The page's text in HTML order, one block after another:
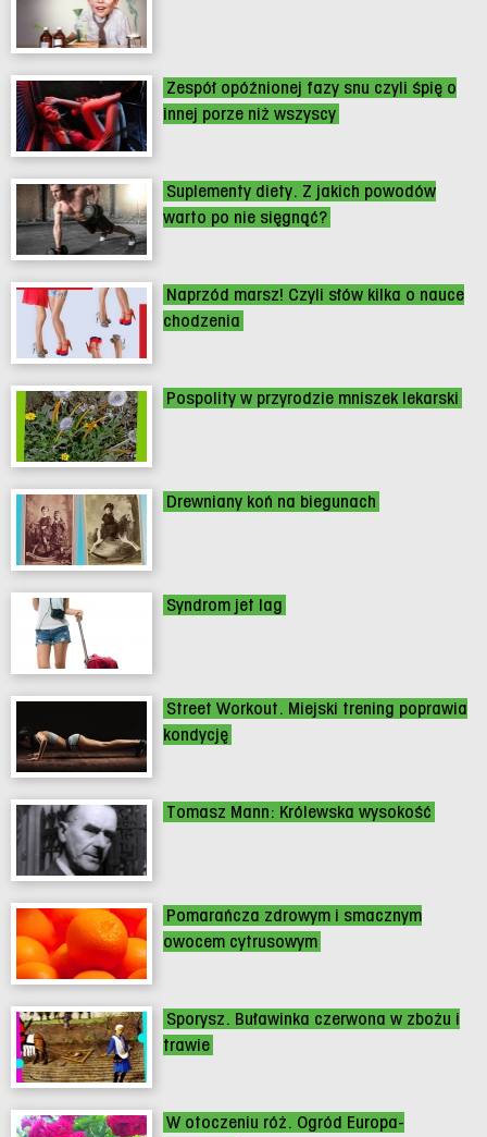
Zespół opóźnionej fazy snu czyli śpię o
innej porze niż wszyscy
Suplementy diety. Z jakich powodów
warto po nie sięgnąć?
Naprzód marsz! Czyli słów kilka o nauce
chodzenia
Pospolity w przyrodzie mniszek lekarski
Drewniany koń na biegunach
Syndrom jet lag
Street Workout. Miejski trening poprawia
kondycję
Tomasz Mann: Królewska wysokość
Pomarańcza zdrowym i smacznym
owocem cytrusowym
Sporysz. Buławinka czerwona w zbożu i
trawie
W otoczeniu róż. Ogród Europa-